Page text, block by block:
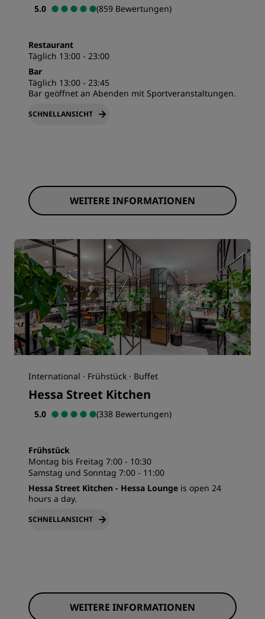
5.0 (859 Bewertungen)
Restaurant
Täglich 13:00 - 23:00
Bar
Täglich 13:00 - 23:45
Bar geöffnet an Abenden mit Sportveranstaltungen.
SCHNELLANSICHT
WEITERE INFORMATIONEN
International · Frühstück · Buffet
Hessa Street Kitchen
5.0 (338 Bewertungen)
Frühstück
Montag bis Freitag 7:00 - 10:30
Samstag und Sonntag 7:00 - 11:00
Hessa Street Kitchen - Hessa Lounge is open 24
hours a day.
SCHNELLANSICHT
WEITERE INFORMATIONEN